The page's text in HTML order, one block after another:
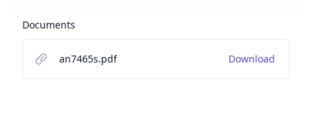
Documents
an7465s.pdf Download